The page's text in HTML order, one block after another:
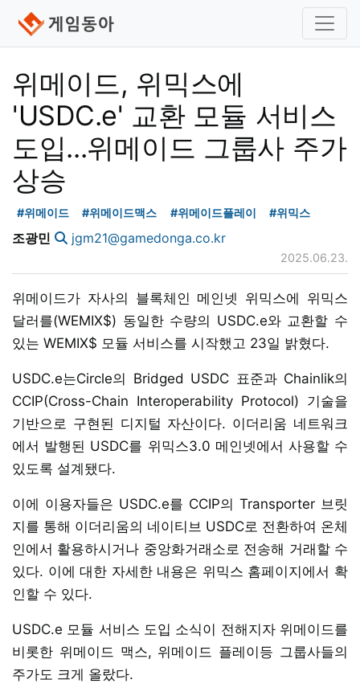
위메이드, 위믹스에
'USDC.e' 교환 모듈 서비스
도입...위메이드 그룹사 주가
상승
#위메이드 #위메이드맥스 #위메이드플레이 #위믹스
조광민 jgm21@gamedonga.co.kr
2025.06.23.
위메이드가 자사의 블록체인 메인넷 위믹스에 위믹스
달러를(WEMIX$) 동일한 수량의 USDC.e와 교환할 수
있는 WEMIX$ 모듈 서비스를 시작했고 23일 밝혔다.
USDC.e는Circle의 Bridged USDC 표준과 Chainlik의
CCIP(Cross-Chain Interoperability Protocol) 기술을
기반으로 구현된 디지털 자산이다. 이더리움 네트워크
에서 발행된 USDC를 위믹스3.0 메인넷에서 사용할 수
있도록 설계됐다.
이에 이용자들은 USDC.e를 CCIP의 Transporter 브릿
지를 통해 이더리움의 네이티브 USDC로 전환하여 온체
인에서 활용하시거나 중앙화거래소로 전송해 거래할 수
있다. 이에 대한 자세한 내용은 위믹스 홈페이지에서 확
인할 수 있다.
USDC.e 모듈 서비스 도입 소식이 전해지자 위메이드를
비롯한 위메이드 맥스, 위메이드 플레이등 그룹사들의
주가도 크게 올랐다.